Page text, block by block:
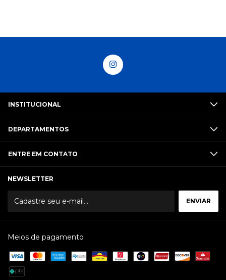
INSTITUCIONAL
DEPARTAMENTOS
ENTRE EM CONTATO
NEWSLETTER
Meios de pagamento